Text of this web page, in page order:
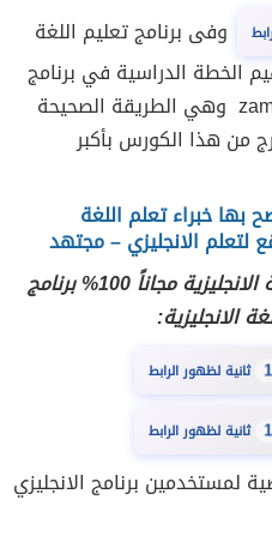
وفى برنامج تعليم اللغة
الخطة الدراسية في برنامج
تعليم الانجليزي zamerican english وهي الطريقة الصحيحة
من هذا الكورس بأكبر
بها خبراء تعلم اللغة
لتعلم الانجليزي – مجتهد
روابط تحميل برنامج لتعليم اللغة الانجليزية مجاناً 100% برنامج
الانجليزية:
ثانية لظهور الرابط
ثانية لظهور الرابط
لمستخدمين برنامج الانجليزي